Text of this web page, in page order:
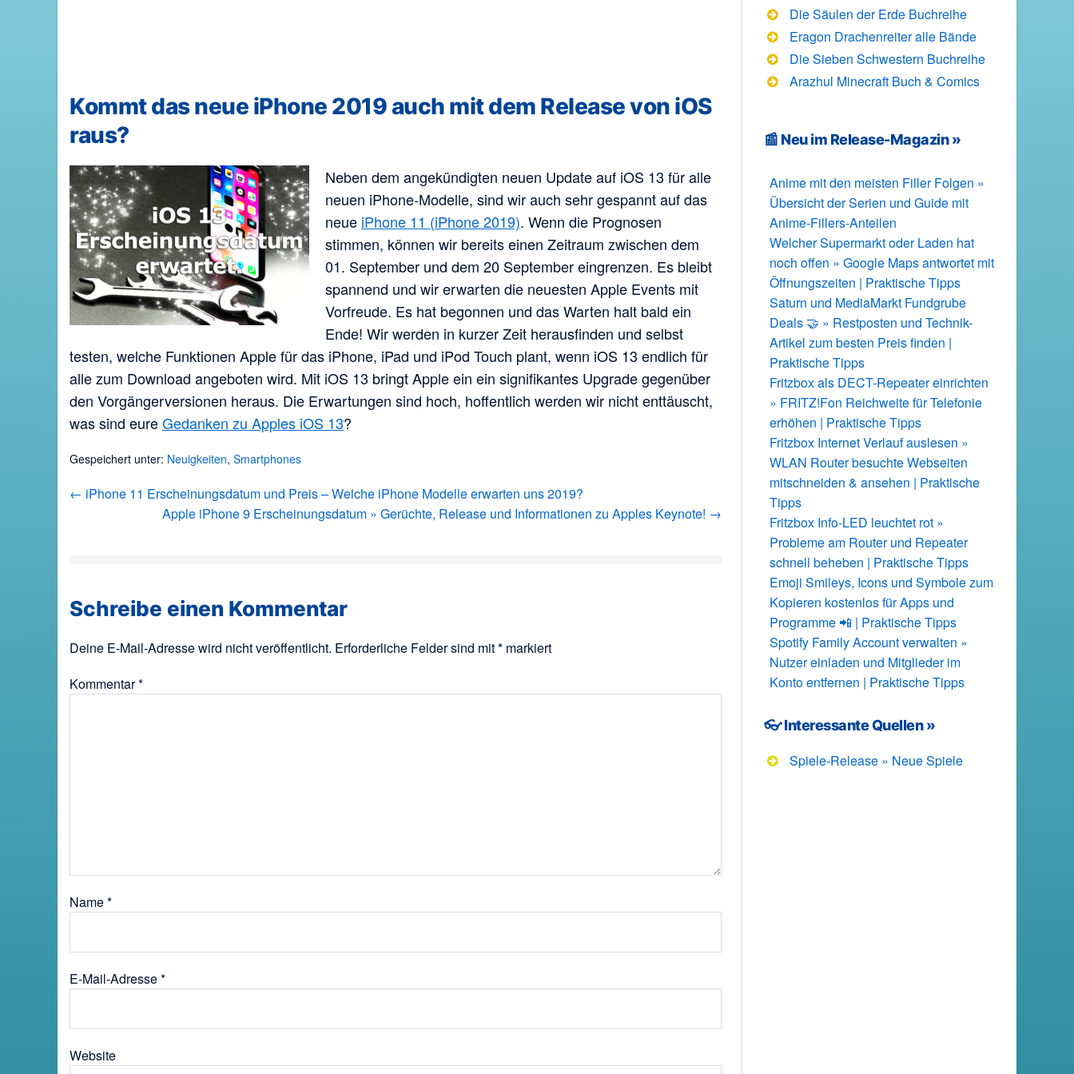
Kommt das neue iPhone 2019 auch mit dem Release von iOS
raus?
Neben dem angekündigten neuen Update auf iOS 13 für alle
neuen iPhone-Modelle, sind wir auch sehr gespannt auf das
neue iPhone 11 (iPhone 2019). Wenn die Prognosen
stimmen, können wir bereits einen Zeitraum zwischen dem
01. September und dem 20 September eingrenzen. Es bleibt
spannend und wir erwarten die neuesten Apple Events mit
Vorfreude. Es hat begonnen und das Warten halt bald ein
Ende! Wir werden in kurzer Zeit herausfinden und selbst
testen, welche Funktionen Apple für das iPhone, iPad und iPod Touch plant, wenn iOS 13 endlich für
alle zum Download angeboten wird. Mit iOS 13 bringt Apple ein ein signifikantes Upgrade gegenüber
den Vorgängerversionen heraus. Die Erwartungen sind hoch, hoffentlich werden wir nicht enttäuscht,
was sind eureGedanken zu Apples iOS 13?
Gespeichert unter: Neuigkeiten, Smartphones
Beitragsnavigation
← iPhone 11 Erscheinungsdatum und Preis – Welche iPhone Modelle erwarten uns 2019?
Apple iPhone 9 Erscheinungsdatum » Gerüchte, Release und Informationen zu Apples Keynote! →
Schreibe einen Kommentar
Deine E-Mail-Adresse wird nicht veröffentlicht. Erforderliche Felder sind mit* markiert
Kommentar*
Name*
E-Mail-Adresse*
Website
Die Säulen der Erde Buchreihe
Eragon Drachenreiter alle Bände
Die Sieben Schwestern Buchreihe
Arazhul Minecraft Buch & Comics
📰 Neu im Release-Magazin »
Anime mit den meisten Filler Folgen »
Übersicht der Serien und Guide mit
Anime-Fillers-Anteilen
Welcher Supermarkt oder Laden hat
noch offen » Google Maps antwortet mit
Öffnungszeiten | Praktische Tipps
Saturn und MediaMarkt Fundgrube
Deals 🤝 » Restposten und Technik-
Artikel zum besten Preis finden |
Praktische Tipps
Fritzbox als DECT-Repeater einrichten
» FRITZ!Fon Reichweite für Telefonie
erhöhen | Praktische Tipps
Fritzbox Internet Verlauf auslesen »
WLAN Router besuchte Webseiten
mitschneiden & ansehen | Praktische
Tipps
Fritzbox Info-LED leuchtet rot »
Probleme am Router und Repeater
schnell beheben | Praktische Tipps
Emoji Smileys, Icons und Symbole zum
Kopieren kostenlos für Apps und
Programme 📲 | Praktische Tipps
Spotify Family Account verwalten »
Nutzer einladen und Mitglieder im
Konto entfernen | Praktische Tipps
👓 Interessante Quellen »
Spiele-Release » Neue Spiele